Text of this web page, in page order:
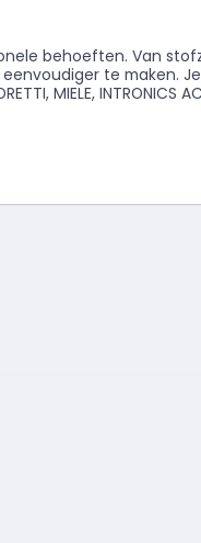
behoeften. Van
te maken.
INTRONICS
installateur is
om je taken